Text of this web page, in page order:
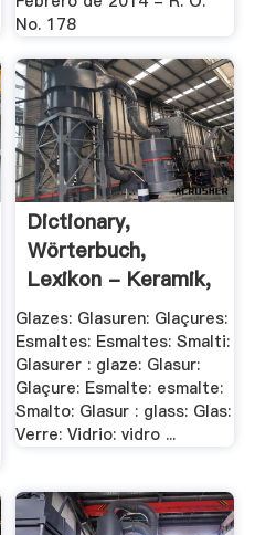
No. 178
Dictionary,
Wörterbuch,
Lexikon - Keramik,
.
Glazes: Glasuren: Glaçures:
Esmaltes: Esmaltes: Smalti:
Glasurer : glaze: Glasur:
Glaçure: Esmalte: esmalte:
Smalto: Glasur : glass: Glas:
Verre: Vidrio: vidro ...